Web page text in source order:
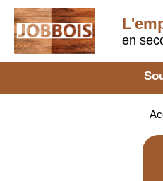
en